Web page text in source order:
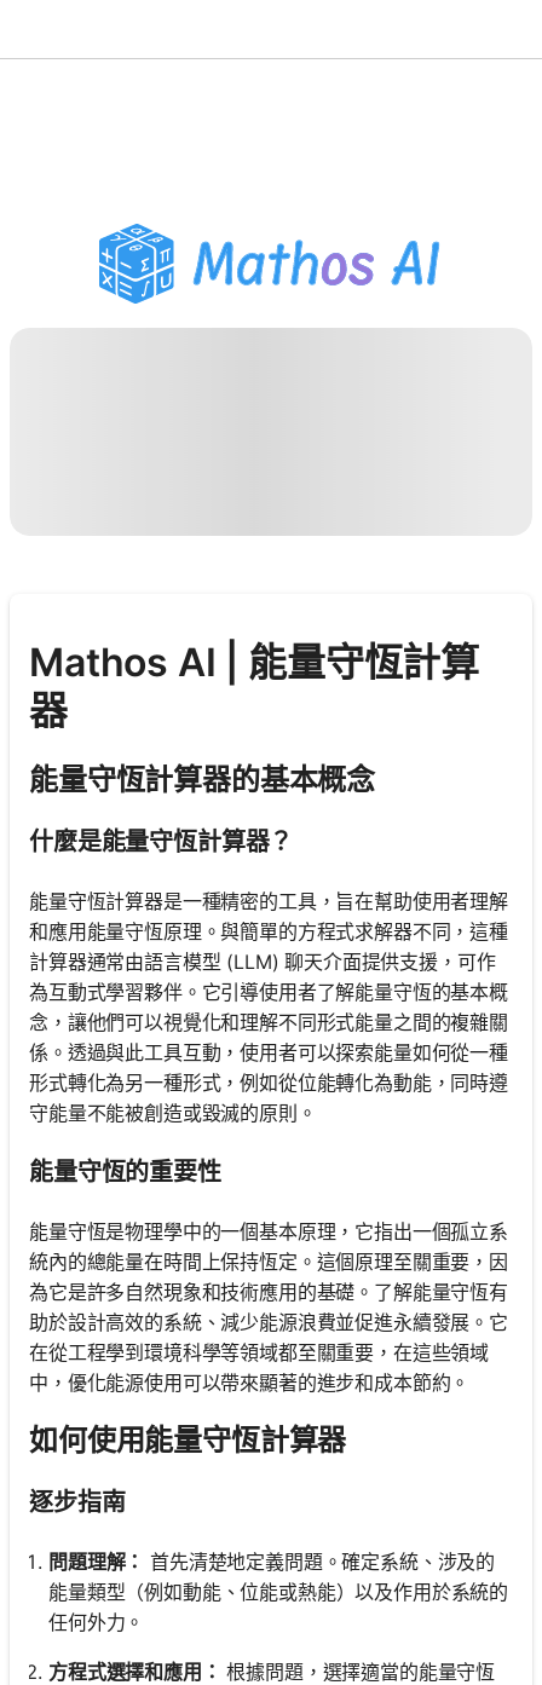
PDF 作業助手
學習工具
Mathos AI | 能量守恆計算
器
能量守恆計算器的基本概念
什麼是能量守恆計算器？
能量守恆計算器是一種精密的工具，旨在幫助使用者理解
和應用能量守恆原理。與簡單的方程式求解器不同，這種
計算器通常由語言模型 (LLM) 聊天介面提供支援，可作
為互動式學習夥伴。它引導使用者了解能量守恆的基本概
念，讓他們可以視覺化和理解不同形式能量之間的複雜關
係。透過與此工具互動，使用者可以探索能量如何從一種
形式轉化為另一種形式，例如從位能轉化為動能，同時遵
守能量不能被創造或毀滅的原則。
能量守恆的重要性
能量守恆是物理學中的一個基本原理，它指出一個孤立系
統內的總能量在時間上保持恆定。這個原理至關重要，因
為它是許多自然現象和技術應用的基礎。了解能量守恆有
助於設計高效的系統、減少能源浪費並促進永續發展。它
在從工程學到環境科學等領域都至關重要，在這些領域
中，優化能源使用可以帶來顯著的進步和成本節約。
如何使用能量守恆計算器
逐步指南
問題理解： 首先清楚地定義問題。確定系統、涉及的
能量類型（例如動能、位能或熱能）以及作用於系統的
任何外力。
方程式選擇和應用： 根據問題，選擇適當的能量守恆